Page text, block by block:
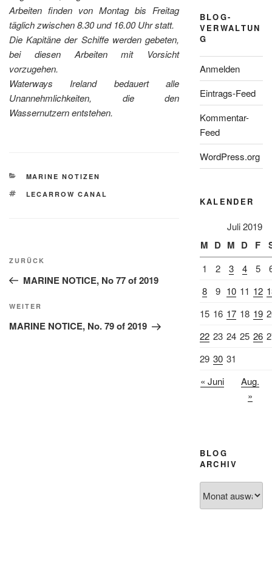
Arbeiten finden von Montag bis Freitag
täglich zwischen 8.30 und 16.00 Uhr statt.
Die Kapitäne der Schiffe werden gebeten,
bei diesen Arbeiten mit Vorsicht
vorzugehen.
Waterways Ireland bedauert alle
Unannehmlichkeiten, die den
Wassernutzern entstehen.
KATEGORIEN
MARINE NOTIZEN
SCHLAGWÖRTER
LECARROW CANAL
Beitragsnavigation
Vorheriger
Beitrag
ZURÜCK
MARINE NOTICE, No 77 of 2019
Nächster
Beitrag
WEITER
MARINE NOTICE, No. 79 of 2019
BLOG-
VERWALTUN
G
Anmelden
Eintrags-Feed
Kommentar-
Feed
WordPress.org
KALENDER
Juli 2019
M D M D F
1 2 3 4 5
8
9 10 11 12
15 16 17 18 19
22 23 24 25 26
29 30 31
« Juni
Aug.
»
BLOG
ARCHIV
Archiv